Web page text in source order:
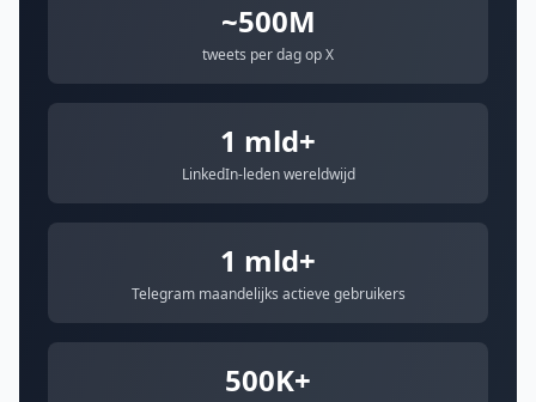
~500M
tweets per dag op X
1 mld+
LinkedIn-leden wereldwijd
1 mld+
Telegram maandelijks actieve gebruikers
500K+